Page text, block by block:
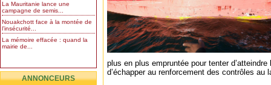
La Mauritanie lance une
campagne de semis...
Nouakchott face à la montée de
l’insécurité...
La mémoire effacée : quand la
mairie de...
ANNONCEURS
plus en plus empruntée pour tenter
d’échapper au renforcement des contrôles au